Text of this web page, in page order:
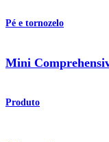
Pé e tornozelo
Mini
Produto